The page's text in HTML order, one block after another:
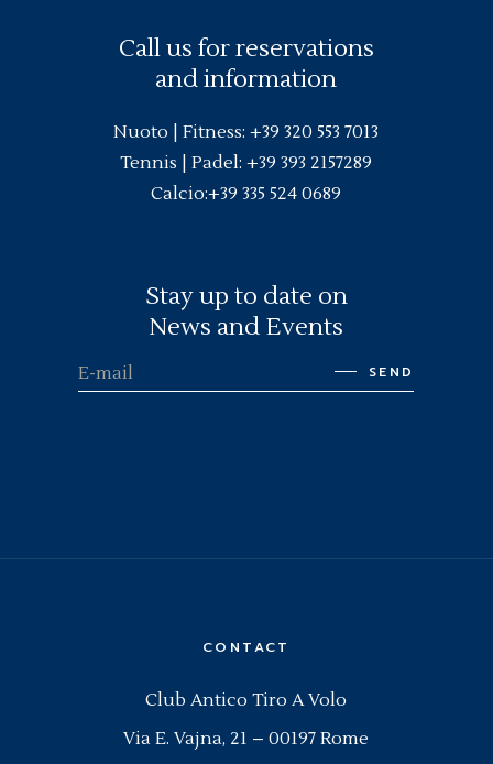
Call us for reservations
and information
Nuoto |Fitness:+39 320 553 7013
Tennis | Padel:+39 393 2157289
Calcio:+39 335 524 0689
Stay up to date on
News and Events
SEND
CONTACT
Club Antico Tiro A Volo
Via E. Vajna, 21 – 00197 Rome